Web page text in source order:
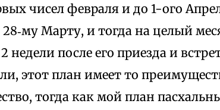
чисел февраля и до 1-ого
Марту, и тогда на целый
недели после его приезда и
этот план имеет то
тогда как мой план